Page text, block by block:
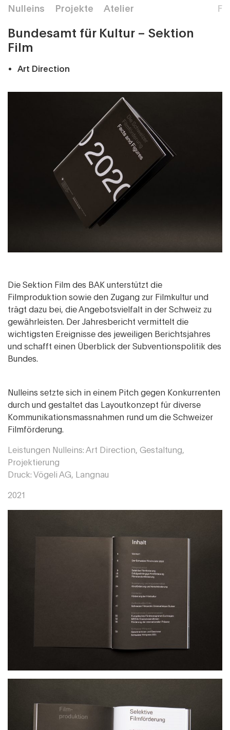
Nulleins Projekte Atelier F
Bundesamt für Kultur – Sektion
Film
Art Direction
Die Sektion Film des BAK unterstützt die
Filmproduktion sowie den Zugang zur Filmkultur und
trägt dazu bei, die Angebotsvielfalt in der Schweiz zu
gewährleisten. Der Jahresbericht vermittelt die
wichtigsten Ereignisse des jeweiligen Berichtsjahres
und schafft einen Überblick der Subventionspolitik des
Bundes.
Nulleins setzte sich in einem Pitch gegen Konkurrenten
durch und gestaltet das Layoutkonzept für diverse
Kommunikationsmassnahmen rund um die Schweizer
Filmförderung.
Leistungen Nulleins: Art Direction, Gestaltung,
Projektierung
Druck: Vögeli AG, Langnau
2021